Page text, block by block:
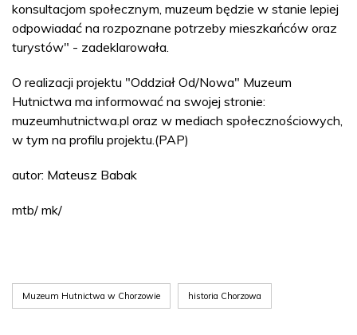
konsultacjom społecznym, muzeum będzie w stanie lepiej
odpowiadać na rozpoznane potrzeby mieszkańców oraz
turystów" - zadeklarowała.
O realizacji projektu "Oddział Od/Nowa" Muzeum
Hutnictwa ma informować na swojej stronie:
muzeumhutnictwa.pl oraz w mediach społecznościowych,
w tym na profilu projektu.(PAP)
autor: Mateusz Babak
mtb/ mk/
Muzeum Hutnictwa w Chorzowie historia Chorzowa